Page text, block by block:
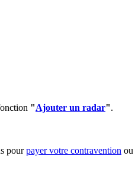
"Ajouter un radar".
pourpayer votre contravention ou